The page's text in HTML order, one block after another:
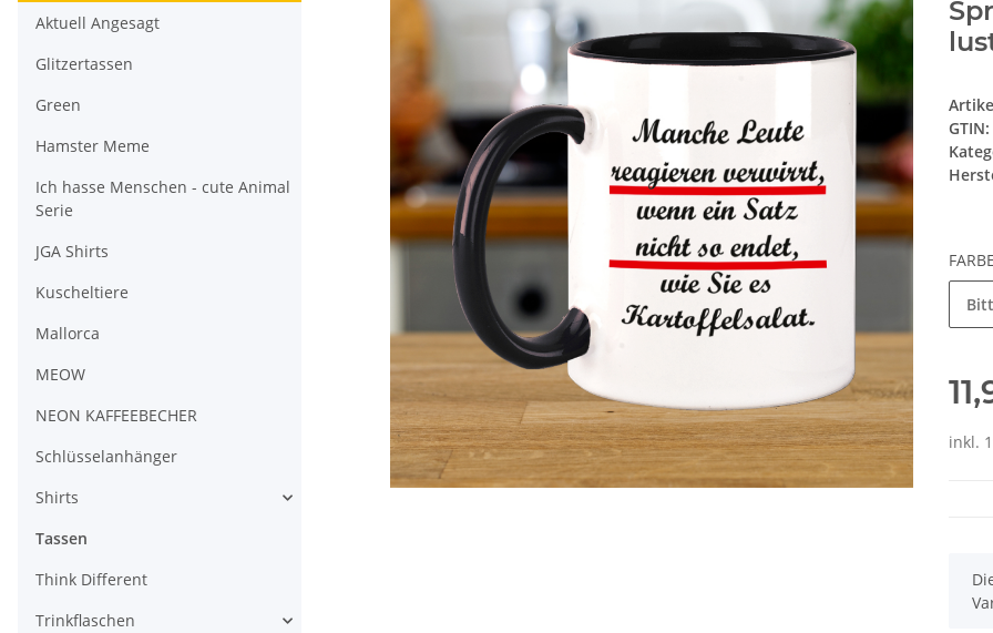
GTIN:
FARBE
inkl.
x
Aktuell Angesagt
Glitzertassen
Green
Hamster Meme
Ich hasse Menschen - cute Animal
Serie
JGA Shirts
Kuscheltiere
Mallorca
MEOW
NEON KAFFEEBECHER
Schlüsselanhänger
Shirts
Tassen
Think Different
Trinkflaschen